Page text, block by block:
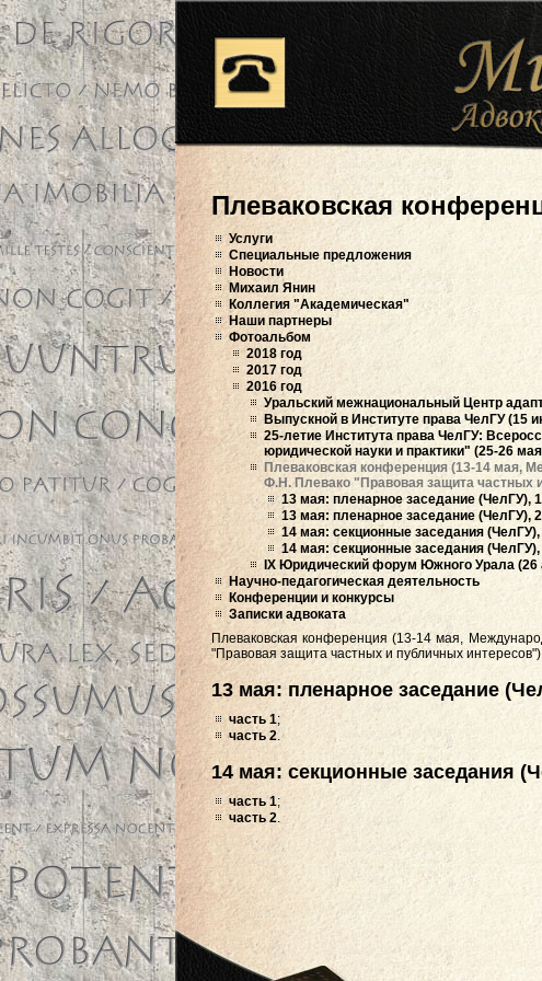
Плеваковская
Услуги
Специальные предложения
Новости
Михаил Янин
Коллегия "Академическая"
Наши партнеры
Фотоальбом
2018 год
2017 год
2016 год
Уральский межнациональный Центр
Выпускной в Институте права ЧелГУ (15
25-летие Института права ЧелГУ:
юридической науки и практики" (25-26
Плеваковская конференция (13-14 мая,
Ф.Н. Плевако "Правовая защита частных
13 мая: пленарное заседание (ЧелГУ),
13 мая: пленарное заседание (ЧелГУ),
14 мая: секционные заседания (ЧелГУ),
14 мая: секционные заседания (ЧелГУ),
IX Юридический форум Южного Урала (26
Научно-педагогическая деятельность
Конференции и конкурсы
Записки адвоката
Плеваковская конференция (13-14 мая,
"Правовая защита частных и публичных
13 мая: пленарное заседание
часть 1;
часть 2.
14 мая: секционные заседания
часть 1;
часть 2.